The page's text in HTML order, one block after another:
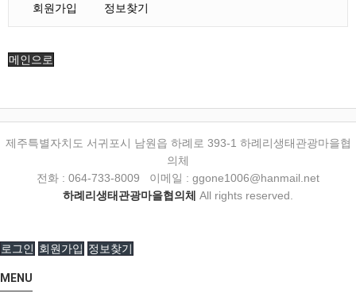
회원가입 정보찾기
메인으로
제주특별자치도 서귀포시 남원읍 하례로 393-1 하례리생태관광마을협
의체
전화 : 064-733-8009 이메일 : ggone1006@hanmail.net
하례리생태관광마을협의체 All rights reserved.
로그인 회원가입 정보찾기
MENU